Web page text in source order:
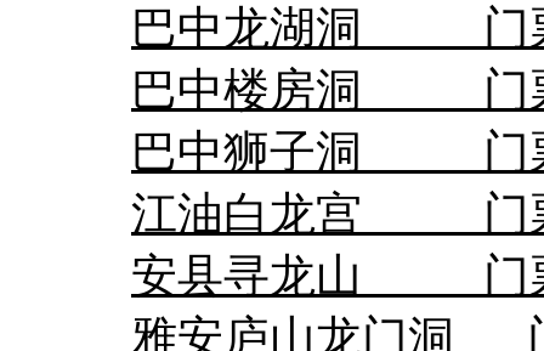
巴中龙湖洞 门
巴中楼房洞 门
巴中狮子洞 门
江油白龙宫 门
安县寻龙山 门
雅安庐山龙门洞